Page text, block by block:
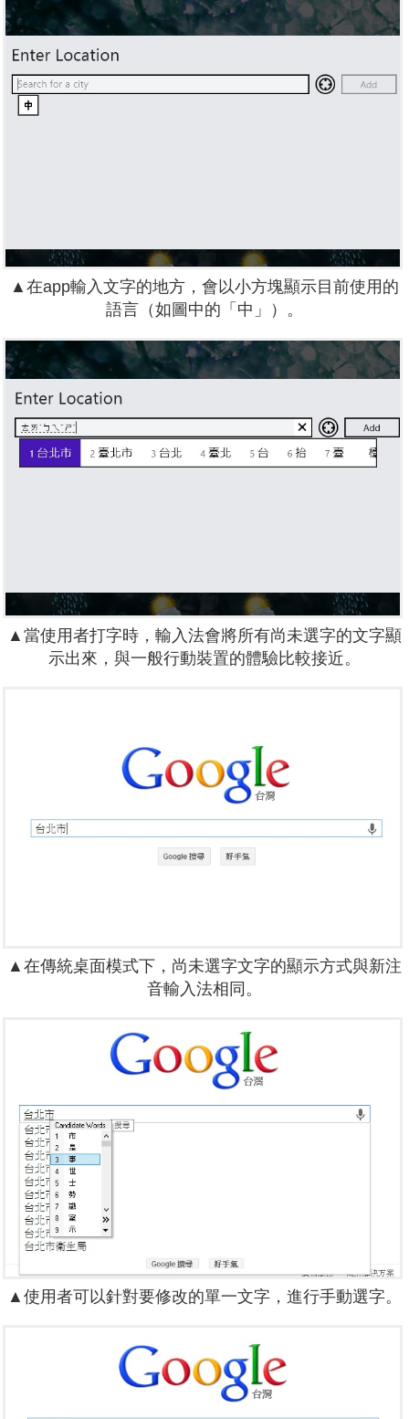
▲在app輸入文字的地方，會以小方塊顯示目前使用的
語言（如圖中的「中」）。
▲當使用者打字時，輸入法會將所有尚未選字的文字顯
示出來，與一般行動裝置的體驗比較接近。
▲在傳統桌面模式下，尚未選字文字的顯示方式與新注
音輸入法相同。
▲使用者可以針對要修改的單一文字，進行手動選字。